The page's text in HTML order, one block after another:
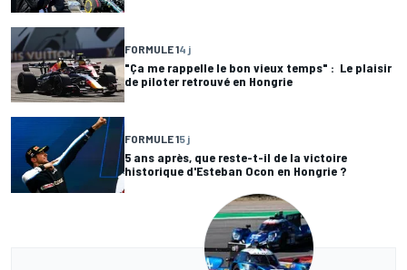
FORMULE 14 j
"Ça me rappelle le bon vieux temps" : Le plaisir
de piloter retrouvé en Hongrie
FORMULE 15 j
5 ans après, que reste-t-il de la victoire
historique d'Esteban Ocon en Hongrie ?